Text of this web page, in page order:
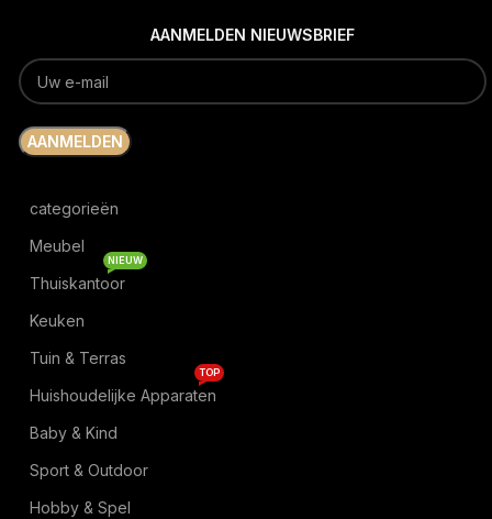
AANMELDEN NIEUWSBRIEF
categorieën
Meubel
Thuiskantoor
NIEUW
Keuken
Tuin & Terras
Huishoudelijke Apparaten
TOP
Baby & Kind
Sport & Outdoor
Hobby & Spel